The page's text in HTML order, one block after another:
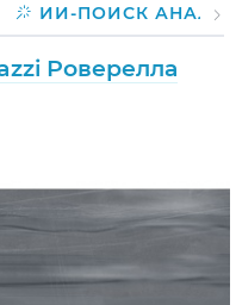
ИИ-ПОИСК
Роверелла